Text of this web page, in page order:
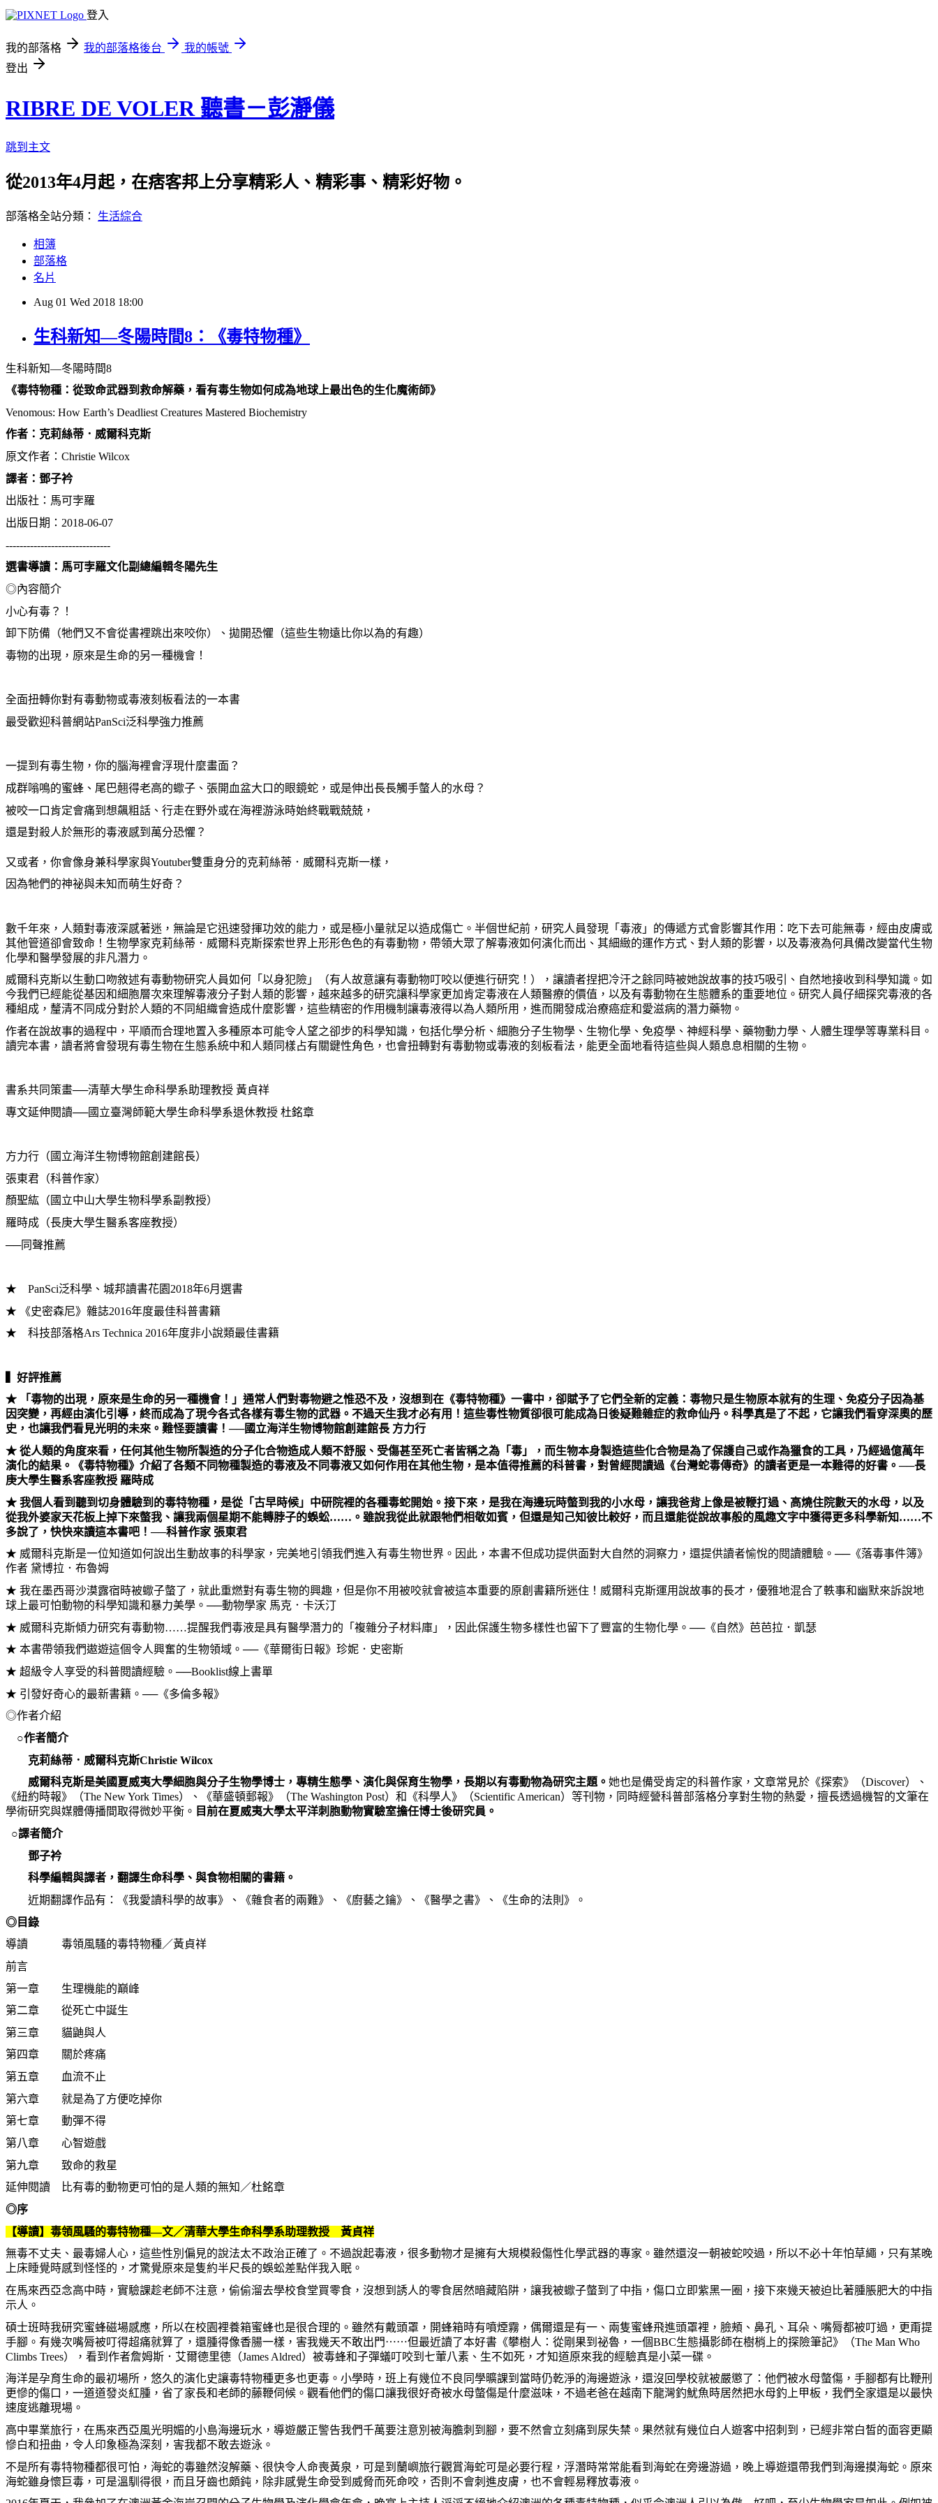
登入
我的部落格 我的部落格後台
我的帳號
登出
RIBRE DE VOLER 聽書－彭瀞儀
跳到主文
從2013年4月起，在痞客邦上分享精彩人、精彩事、精彩好物。
部落格全站分類： 生活綜合
相簿
部落格
名片
Aug 01 Wed 2018 18:00
生科新知—冬陽時間8：《毒特物種》
生科新知—冬陽時間8
《毒特物種：從致命武器到救命解藥，看有毒生物如何成為地球上最出色的生化魔術師》
Venomous: How Earth’s Deadliest Creatures Mastered Biochemistry
作者：克莉絲蒂．威爾科克斯
原文作者：Christie Wilcox
譯者：鄧子衿
出版社：馬可孛羅
出版日期：2018-06-07
------------------------------
選書導讀：馬可孛羅文化副總編輯冬陽先生
◎內容簡介
小心有毒？！
卸下防備（牠們又不會從書裡跳出來咬你）、拋開恐懼（這些生物遠比你以為的有趣）
毒物的出現，原來是生命的另一種機會！
全面扭轉你對有毒動物或毒液刻板看法的一本書
最受歡迎科普網站PanSci泛科學強力推薦
一提到有毒生物，你的腦海裡會浮現什麼畫面？
成群嗡鳴的蜜蜂、尾巴翹得老高的蠍子、張開血盆大口的眼鏡蛇，或是伸出長長觸手螫人的水母？
被咬一口肯定會痛到想飆粗話、行走在野外或在海裡游泳時始終戰戰兢兢，
還是對殺人於無形的毒液感到萬分恐懼？
又或者，你會像身兼科學家與Youtuber雙重身分的克莉絲蒂．威爾科克斯一樣，
因為牠們的神祕與未知而萌生好奇？
數千年來，人類對毒液深感著迷，無論是它迅速發揮功效的能力，或是極小量就足以造成傷亡。半個世紀前，研究人員發現「毒液」的傳遞方式會影響其作用：吃下去可能無毒，經由皮膚或
其他管道卻會致命！生物學家克莉絲蒂．威爾科克斯探索世界上形形色色的有毒動物，帶領大眾了解毒液如何演化而出、其細緻的運作方式、對人類的影響，以及毒液為何具備改變當代生物
化學和醫學發展的非凡潛力。
威爾科克斯以生動口吻敘述有毒動物研究人員如何「以身犯險」（有人故意讓有毒動物叮咬以便進行研究！），讓讀者捏把冷汗之餘同時被她說故事的技巧吸引、自然地接收到科學知識。如
今我們已經能從基因和細胞層次來理解毒液分子對人類的影響，越來越多的研究讓科學家更加肯定毒液在人類醫療的價值，以及有毒動物在生態體系的重要地位。研究人員仔細探究毒液的各
種組成，釐清不同成分對於人類的不同組織會造成什麼影響，這些精密的作用機制讓毒液得以為人類所用，進而開發成治療癌症和愛滋病的潛力藥物。
作者在說故事的過程中，平順而合理地置入多種原本可能令人望之卻步的科學知識，包括化學分析、細胞分子生物學、生物化學、免疫學、神經科學、藥物動力學、人體生理學等專業科目。
讀完本書，讀者將會發現有毒生物在生態系統中和人類同樣占有關鍵性角色，也會扭轉對有毒動物或毒液的刻板看法，能更全面地看待這些與人類息息相關的生物。
書系共同策畫──清華大學生命科學系助理教授 黃貞祥
專文延伸閱讀──國立臺灣師範大學生命科學系退休教授 杜銘章
方力行（國立海洋生物博物館創建館長）
張東君（科普作家）
顏聖紘（國立中山大學生物科學系副教授）
羅時成（長庚大學生醫系客座教授）
──同聲推薦
★ PanSci泛科學、城邦讀書花園2018年6月選書
★ 《史密森尼》雜誌2016年度最佳科普書籍
★ 科技部落格Ars Technica 2016年度非小說類最佳書籍
▍好評推薦
★ 「毒物的出現，原來是生命的另一種機會！」通常人們對毒物避之惟恐不及，沒想到在《毒特物種》一書中，卻賦予了它們全新的定義：毒物只是生物原本就有的生理、免疫分子因為基
因突變，再經由演化引導，終而成為了現今各式各樣有毒生物的武器。不過天生我才必有用！這些毒性物質卻很可能成為日後疑難雜症的救命仙丹。科學真是了不起，它讓我們看穿深奧的歷
史，也讓我們看見光明的未來。難怪要讀書！──國立海洋生物博物館創建館長 方力行
★ 從人類的角度來看，任何其他生物所製造的分子化合物造成人類不舒服、受傷甚至死亡者皆稱之為「毒」，而生物本身製造這些化合物是為了保護自己或作為獵食的工具，乃經過億萬年
演化的結果。《毒特物種》介紹了各類不同物種製造的毒液及不同毒液又如何作用在其他生物，是本值得推薦的科普書，對曾經閱讀過《台灣蛇毒傳奇》的讀者更是一本難得的好書。──長
庚大學生醫系客座教授 羅時成
★ 我個人看到聽到切身體驗到的毒特物種，是從「古早時候」中研院裡的各種毒蛇開始。接下來，是我在海邊玩時螫到我的小水母，讓我爸背上像是被鞭打過、高燒住院數天的水母，以及
從我外婆家天花板上掉下來螫我、讓我兩個星期不能轉脖子的蜈蚣……。雖說我從此就跟牠們相敬如賓，但還是知己知彼比較好，而且還能從說故事般的風趣文字中獲得更多科學新知……不
多說了，快快來讀這本書吧！──科普作家 張東君
★ 威爾科克斯是一位知道如何說出生動故事的科學家，完美地引領我們進入有毒生物世界。因此，本書不但成功提供面對大自然的洞察力，還提供讀者愉悅的閱讀體驗。──《落毒事件簿》
作者 黛博拉．布魯姆
★ 我在墨西哥沙漠露宿時被蠍子螫了，就此重燃對有毒生物的興趣，但是你不用被咬就會被這本重要的原創書籍所迷住！威爾科克斯運用說故事的長才，優雅地混合了軼事和幽默來訴說地
球上最可怕動物的科學知識和暴力美學。──動物學家 馬克．卡沃汀
★ 威爾科克斯傾力研究有毒動物……提醒我們毒液是具有醫學潛力的「複雜分子材料庫」，因此保護生物多樣性也留下了豐富的生物化學。──《自然》芭芭拉．凱瑟
★ 本書帶領我們遨遊這個令人興奮的生物領域。──《華爾街日報》珍妮．史密斯
★ 超級令人享受的科普閱讀經驗。──Booklist線上書單
★ 引發好奇心的最新書籍。──《多倫多報》
◎作者介紹
○作者簡介
克莉絲蒂．威爾科克斯Christie Wilcox
威爾科克斯是美國夏威夷大學細胞與分子生物學博士，專精生態學、演化與保育生物學，長期以有毒動物為研究主題。 她也是備受肯定的科普作家，文章常見於《探索》（Discover）、
《紐約時報》（The New York Times）、《華盛頓郵報》（The Washington Post）和《科學人》（Scientific American）等刊物，同時經營科普部落格分享對生物的熱愛，擅長透過機智的文筆在
學術研究與媒體傳播間取得微妙平衡。 目前在夏威夷大學太平洋刺胞動物實驗室擔任博士後研究員。
○譯者簡介
鄧子衿
科學編輯與譯者，翻譯生命科學、與食物相關的書籍。
近期翻譯作品有：《我愛讀科學的故事》、《雜食者的兩難》、《廚藝之鑰》、《醫學之書》、《生命的法則》。
◎目錄
導讀 毒領風騷的毒特物種／黃貞祥
前言
第一章 生理機能的巔峰
第二章 從死亡中誕生
第三章 貓鼬與人
第四章 關於疼痛
第五章 血流不止
第六章 就是為了方便吃掉你
第七章 動彈不得
第八章 心智遊戲
第九章 致命的救星
延伸閱讀 比有毒的動物更可怕的是人類的無知／杜銘章
◎序
【導讀】毒領風騷的毒特物種―文／清華大學生命科學系助理教授 黃貞祥
無毒不丈夫、最毒婦人心，這些性別偏見的說法太不政治正確了。不過說起毒液，很多動物才是擁有大規模殺傷性化學武器的專家。雖然還沒一朝被蛇咬過，所以不必十年怕草繩，只有某晚
上床睡覺時感到怪怪的，才驚覺原來是隻約半尺長的蜈蚣差點伴我入眠。
在馬來西亞念高中時，實驗課趁老師不注意，偷偷溜去學校食堂買零食，沒想到誘人的零食居然暗藏陷阱，讓我被蠍子螫到了中指，傷口立即紫黑一圈，接下來幾天被迫比著腫脹肥大的中指
示人。
碩士班時我研究蜜蜂磁場感應，所以在校園裡養箱蜜蜂也是很合理的。雖然有戴頭罩，開蜂箱時有噴煙霧，偶爾還是有一、兩隻蜜蜂飛進頭罩裡，臉頰、鼻孔、耳朵、嘴脣都被叮過，更甭提
手腳。有幾次嘴脣被叮得超痛就算了，還腫得像香腸一樣，害我幾天不敢出門⋯⋯但最近讀了本好書《攀樹人：從剛果到祕魯，一個BBC生態攝影師在樹梢上的探險筆記》（The Man Who
Climbs Trees），看到作者詹姆斯．艾爾德里德（James Aldred）被毒蜂和子彈蟻叮咬到七葷八素、生不如死，才知道原來我的經驗真是小菜一碟。
海洋是孕育生命的最初場所，悠久的演化史讓毒特物種更多也更毒。小學時，班上有幾位不良同學曠課到當時仍乾淨的海邊遊泳，還沒回學校就被嚴懲了：他們被水母螫傷，手腳都有比鞭刑
更慘的傷口，一道道發炎紅腫，省了家長和老師的藤鞭伺候。觀看他們的傷口讓我很好奇被水母螫傷是什麼滋味，不過老爸在越南下龍灣釣魷魚時居然把水母釣上甲板，我們全家還是以最快
速度逃離現場。
高中畢業旅行，在馬來西亞風光明媚的小島海邊玩水，導遊嚴正警告我們千萬要注意別被海膽刺到腳，要不然會立刻痛到尿失禁。果然就有幾位白人遊客中招刺到，已經非常白皙的面容更顯
慘白和扭曲，令人印象極為深刻，害我都不敢去遊泳。
不是所有毒特物種都很可怕，海蛇的毒雖然沒解藥、很快令人命喪黃泉，可是到蘭嶼旅行觀賞海蛇可是必要行程，浮潛時常常能看到海蛇在旁邊游過，晚上導遊還帶我們到海邊摸海蛇。原來
海蛇雖身懷巨毒，可是溫馴得很，而且牙齒也頗鈍，除非感覺生命受到威脅而死命咬，否則不會刺進皮膚，也不會輕易釋放毒液。